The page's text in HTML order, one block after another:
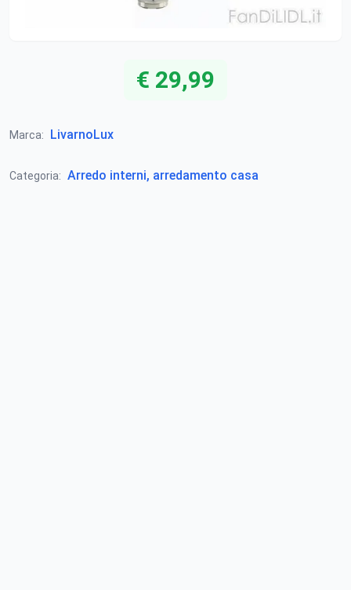
€ 29,99
Marca: LivarnoLux
Categoria: Arredo interni, arredamento casa